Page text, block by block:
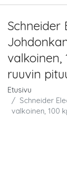
Schneider
valkoinen,
ruuvin
Etusivu
Schneider
valkoinen, 100